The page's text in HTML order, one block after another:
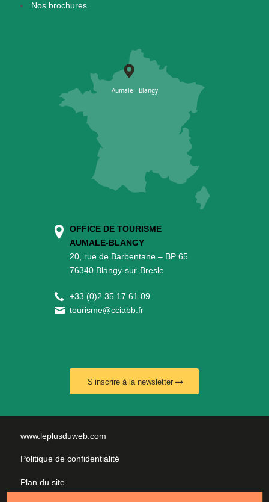
Nos brochures
OFFICE DE TOURISME
AUMALE-BLANGY
20, rue de Barbentane – BP 65
76340 Blangy-sur-Bresle
+33 (0)2 35 17 61 09
tourisme@cciabb.fr
S’inscrire à la newsletter
www.leplusduweb.com
Politique de confidentialité
Plan du site